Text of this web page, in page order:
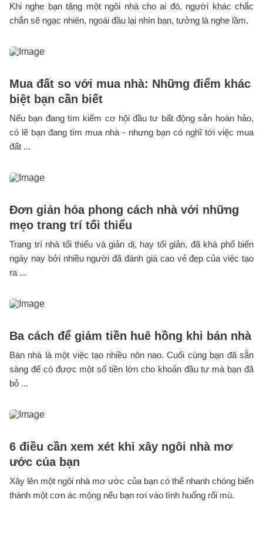
Khi nghe bạn tặng một ngôi nhà cho ai đó, người khác chắc
chắn sẽ ngạc nhiên, ngoái đầu lại nhìn bạn, tưởng là nghe lầm.
Mua đất so với mua nhà: Những điểm khác
biệt bạn cần biết
Nếu bạn đang tìm kiếm cơ hội đầu tư bất động sản hoàn hảo,
có lẽ bạn đang tìm mua nhà - nhưng bạn có nghĩ tới việc mua
đất ...
Đơn giản hóa phong cách nhà với những
mẹo trang trí tối thiểu
Trang trí nhà tối thiểu và giản dị, hay tối giản, đã khá phổ biến
ngày nay bởi nhiều người đã đánh giá cao vẻ đẹp của việc tạo
ra ...
Ba cách để giảm tiền huê hồng khi bán nhà
Bán nhà là một việc tạo nhiều nôn nao. Cuối cùng bạn đã sẵn
sàng để có được một số tiền lớn cho khoản đầu tư mà bạn đã
bỏ ...
6 điều cần xem xét khi xây ngôi nhà mơ
ước của bạn
Xây lên một ngôi nhà mơ ước của bạn có thể nhanh chóng biến
thành một cơn ác mộng nếu bạn rơi vào tình huống rối mù.